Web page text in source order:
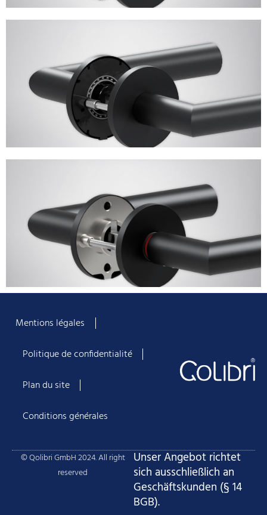
Mentions légales
Politique de confidentialité
Plan du site
Conditions générales
© Qolibri GmbH 2024. All right
reserved
Unser Angebot richtet
sich ausschließlich an
Geschäftskunden (§ 14
BGB).